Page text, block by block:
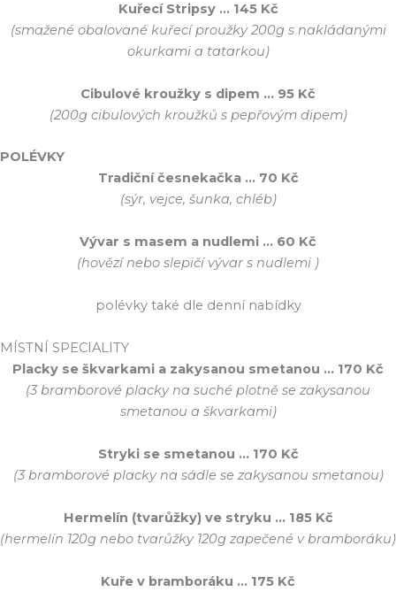
Kuřecí Stripsy … 145 Kč
(smažené obalované kuřecí proužky 200g s nakládanými
okurkami a tatarkou)
Cibulové kroužky s dipem … 95 Kč
(200g cibulových kroužků s pepřovým dipem)
POLÉVKY
Tradiční česnekačka … 70 Kč
(sýr, vejce, šunka, chléb)
Vývar s masem a nudlemi … 60 Kč
(hovězí nebo slepičí vývar s nudlemi )
polévky také dle denní nabídky
MÍSTNÍ SPECIALITY
Placky se škvarkami a zakysanou smetanou … 170 Kč
(3 bramborové placky na suché plotně se zakysanou
smetanou a škvarkami)
Stryki se smetanou … 170 Kč
(3 bramborové placky na sádle se zakysanou smetanou)
Hermelín (tvarůžky) ve stryku … 185 Kč
(hermelín 120g nebo tvarůžky 120g zapečené v bramboráku)
Kuře v bramboráku … 175 Kč